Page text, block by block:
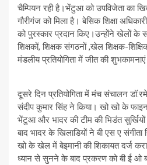
चैम्पियन रही है।भेंटुआ को उपविजेता का
गौरीगंज को मिला है। बेसिक शिक्षा
को पुरस्कार प्रदान किए।उन्होंने खेलों
शिक्षकों, शिक्षक संगठनों ,खेल शिक्षक-
मंडलीय प्रतियोगिता में जीत की शुभकामनाएं
दूसरे दिन प्रतियोगिता में मंच संचालन
संदीप कुमार सिंह ने किया। खो खो के
भेंटुआ और भादर की टीम की भिडंत सुर्खियों
बाद भादर के खिलाडियों ने बी एस ए
खो के खेल में बेइमानी की शिकायत दर्ज
ध्यान से सुनने के बाद प्रकरण को बी ई ओ